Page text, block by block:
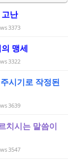
난
3373
맹세
3322
시기로 작정된
3639
치시는 말씀이
3547